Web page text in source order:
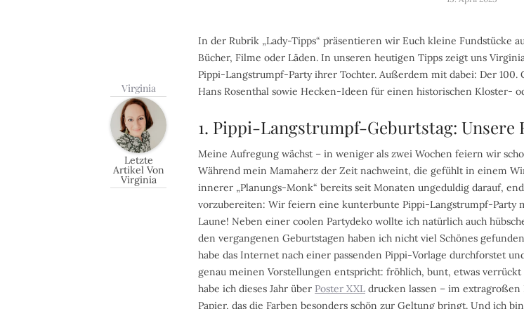
Virginia
Letzte
Artikel Von
Virginia
In der Rubrik „Lady-Tipps“ präsentieren wir Euch kleine Fundstücke
Bücher, Filme oder Läden. In unseren heutigen Tipps zeigt uns
Pippi-Langstrumpf-Party ihrer Tochter. Außerdem mit dabei: Der 100.
Hans Rosenthal sowie Hecken-Ideen für einen historischen Kloster-
1. Pippi-Langstrumpf-Geburtstag: Unsere
Meine Aufregung wächst – in weniger als zwei Wochen feiern wir
Während mein Mamaherz der Zeit nachweint, die gefühlt in einem
innerer „Planungs-Monk“ bereits seit Monaten ungeduldig darauf,
vorzubereiten: Wir feiern eine kunterbunte Pippi-Langstrumpf-Party
Laune! Neben einer coolen Partydeko wollte ich natürlich auch
den vergangenen Geburtstagen haben ich nicht viel Schönes
habe das Internet nach einer passenden Pippi-Vorlage durchforstet
genau meinen Vorstellungen entspricht: fröhlich, bunt, etwas
habe ich dieses Jahr über Poster XXL drucken lassen – im extragroßen
Papier, das die Farben besonders schön zur Geltung bringt. Und ich